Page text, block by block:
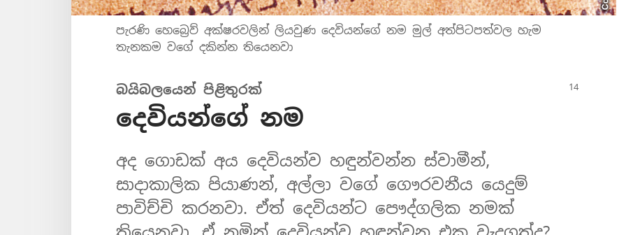
පැරණි හෙබ්‍රෙව් අක්ෂරවලින් ලියවුණ දෙවියන්ගේ නම මුල් අත්පිටපත්වල හැම
තැනකම වගේ දකින්න තියෙනවා
බයිබලයෙන් පිළිතුරක්
දෙවියන්ගේ නම
අද ගොඩක් අය දෙවියන්ව හඳුන්වන්න ස්වාමීන්,
සාදාකාලික පියාණන්, අල්ලා වගේ ගෞරවනීය යෙදුම්
පාවිච්චි කරනවා. ඒත් දෙවියන්ට පෞද්ගලික නමක්